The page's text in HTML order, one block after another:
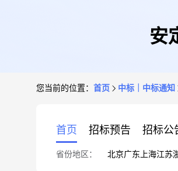
安
您当前的位置： 首页 中标｜中标通知
首页 招标预告 招标公
省份地区： 北京广东 上海江苏